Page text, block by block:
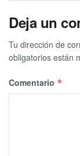
Deja un
Tu dirección de
obligatorios están
Comentario *